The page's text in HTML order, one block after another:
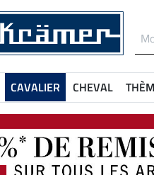
CAVALIER CHEVAL